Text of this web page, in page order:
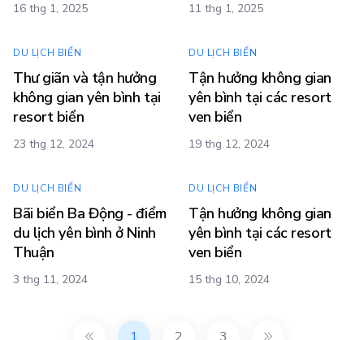
16 thg 1, 2025 11 thg 1, 2025
DU LỊCH BIỂN
Thư giãn và tận hưởng
không gian yên bình tại
resort biển
23 thg 12, 2024
DU LỊCH BIỂN
Tận hưởng không gian
yên bình tại các resort
ven biển
19 thg 12, 2024
DU LỊCH BIỂN
Bãi biển Ba Động - điểm
du lịch yên bình ở Ninh
Thuận
3 thg 11, 2024
DU LỊCH BIỂN
Tận hưởng không gian
yên bình tại các resort
ven biển
15 thg 10, 2024